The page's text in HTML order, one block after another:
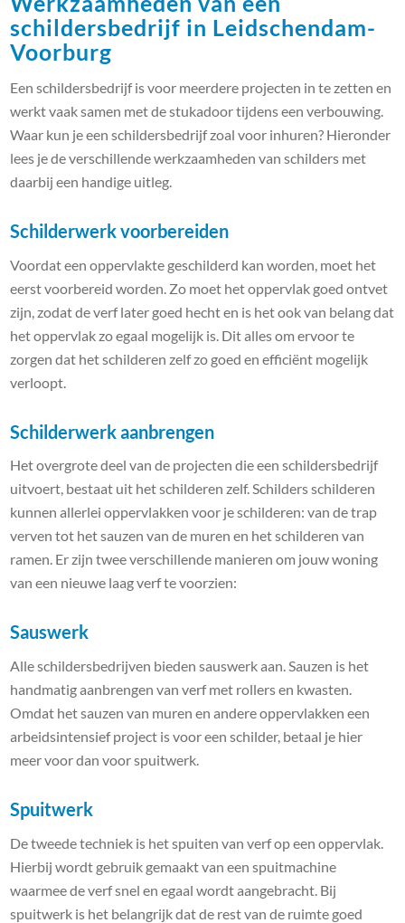
schildersbedrijf in Leidschendam-
Voorburg
Een schildersbedrijf is voor meerdere projecten in te zetten en
werkt vaak samen met de stukadoor tijdens een verbouwing.
Waar kun je een schildersbedrijf zoal voor inhuren? Hieronder
lees je de verschillende werkzaamheden van schilders met
daarbij een handige uitleg.
Schilderwerk voorbereiden
Voordat een oppervlakte geschilderd kan worden, moet het
eerst voorbereid worden. Zo moet het oppervlak goed ontvet
zijn, zodat de verf later goed hecht en is het ook van belang dat
het oppervlak zo egaal mogelijk is. Dit alles om ervoor te
zorgen dat het schilderen zelf zo goed en efficiënt mogelijk
verloopt.
Schilderwerk aanbrengen
Het overgrote deel van de projecten die een schildersbedrijf
uitvoert, bestaat uit het schilderen zelf. Schilders schilderen
kunnen allerlei oppervlakken voor je schilderen: van de trap
verven tot het sauzen van de muren en het schilderen van
ramen. Er zijn twee verschillende manieren om jouw woning
van een nieuwe laag verf te voorzien:
Sauswerk
Alle schildersbedrijven bieden sauswerk aan. Sauzen is het
handmatig aanbrengen van verf met rollers en kwasten.
Omdat het sauzen van muren en andere oppervlakken een
arbeidsintensief project is voor een schilder, betaal je hier
meer voor dan voor spuitwerk.
Spuitwerk
De tweede techniek is het spuiten van verf op een oppervlak.
Hierbij wordt gebruik gemaakt van een spuitmachine
waarmee de verf snel en egaal wordt aangebracht. Bij
spuitwerk is het belangrijk dat de rest van de ruimte goed